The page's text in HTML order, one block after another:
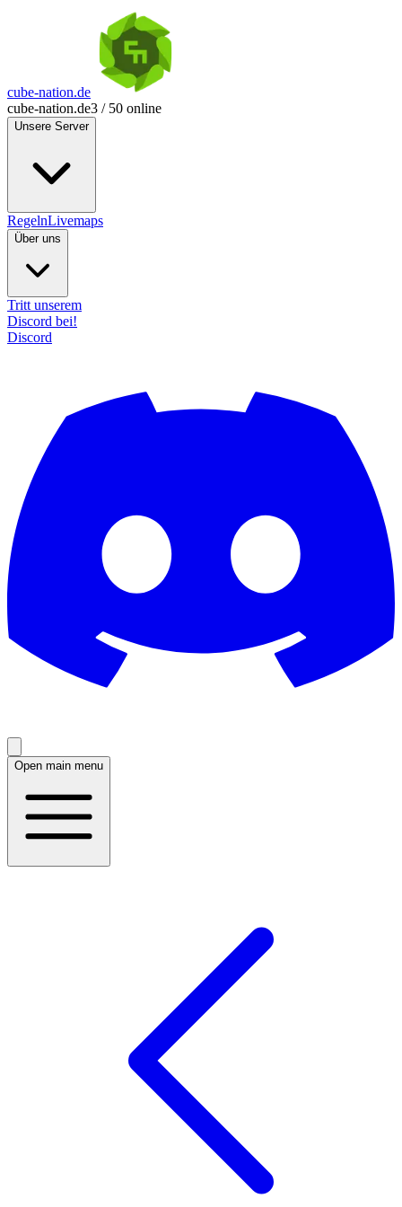
cube-nation.de
cube-nation.de3 / 50 online
Unsere Server
RegelnLivemaps
Über uns
Tritt unserem
Discord bei!
Discord
Open main menu